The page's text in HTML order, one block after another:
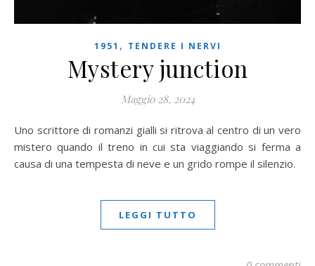
1951 , TENDERE I NERVI
Mystery junction
Maggio 28, 2024
Uno scrittore di romanzi gialli si ritrova al centro di un vero
mistero quando il treno in cui sta viaggiando si ferma a
causa di una tempesta di neve e un grido rompe il silenzio.
LEGGI TUTTO